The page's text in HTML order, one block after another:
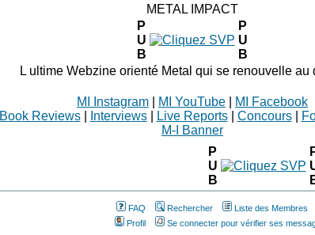
METAL IMPACT
P
U
B
P
U
B
L ultime Webzine orienté Metal qui se renouvelle au
MI Instagram MI YouTube
MI Facebook
Book Reviews| Interviews| Live Reports| Concours|
M-I Banner
P
U
B
FAQ Rechercher Liste des Membres
Profil
Se connecter pour vérifier ses